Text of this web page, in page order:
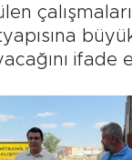
ifade